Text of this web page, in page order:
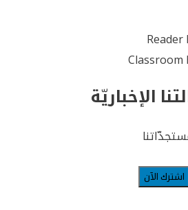
Classroom
الإخباريّة
اشترك الآن